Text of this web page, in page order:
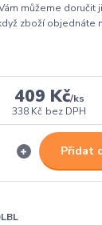
můžeme doručit
zboží objednáte
409 Kč/ks
338 Kč bez DPH
Přidat